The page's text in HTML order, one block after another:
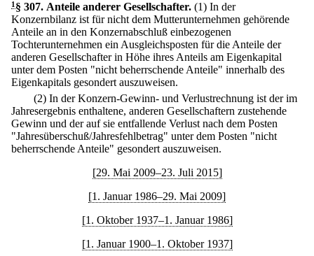
1 § 307. Anteile anderer Gesellschafter. (1) In der
Konzernbilanz ist für nicht dem Mutterunternehmen gehörende
Anteile an in den Konzernabschluß einbezogenen
Tochterunternehmen ein Ausgleichsposten für die Anteile der
anderen Gesellschafter in Höhe ihres Anteils am Eigenkapital
unter dem Posten "nicht beherrschende Anteile" innerhalb des
Eigenkapitals gesondert auszuweisen.
(2) In der Konzern-Gewinn- und Verlustrechnung ist der im
Jahresergebnis enthaltene, anderen Gesellschaftern zustehende
Gewinn und der auf sie entfallende Verlust nach dem Posten
"Jahresüberschuß/Jahresfehlbetrag" unter dem Posten "nicht
beherrschende Anteile" gesondert auszuweisen.
[29. Mai 2009–23. Juli 2015]
[1. Januar 1986–29. Mai 2009]
[1. Oktober 1937–1. Januar 1986]
[1. Januar 1900–1. Oktober 1937]